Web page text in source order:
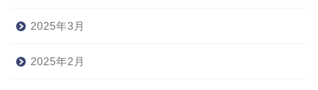
2025年3月
2025年2月